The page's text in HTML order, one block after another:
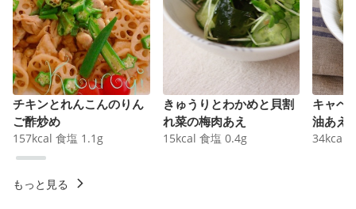
チキンとれんこんのりん
ご酢炒め
157kcal 食塩 1.1 g
きゅうりとわかめと貝割
れ菜の梅肉あえ
15kcal 食塩 0.4g
キャベ
油あえ
34kcal
もっと見る